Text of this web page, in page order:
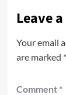
Leave
Your email
are marked *
Comment *